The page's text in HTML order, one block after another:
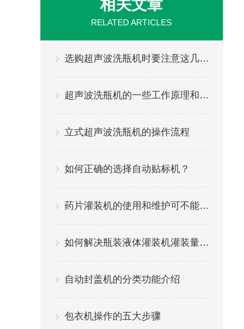
相关文章
RELATED ARTICLES
选购超声波洗瓶机时要注意这几个主要参数
超声波洗瓶机的一些工作原理和特点
立式超声波洗瓶机的操作流程
如何正确的选择自动贴标机？
药片灌装机的使用和维护可不能出差错
如何解决瓶装液体灌装机灌装量不准的问题？
自动封盖机的分类功能介绍
包衣机操作的五大步骤